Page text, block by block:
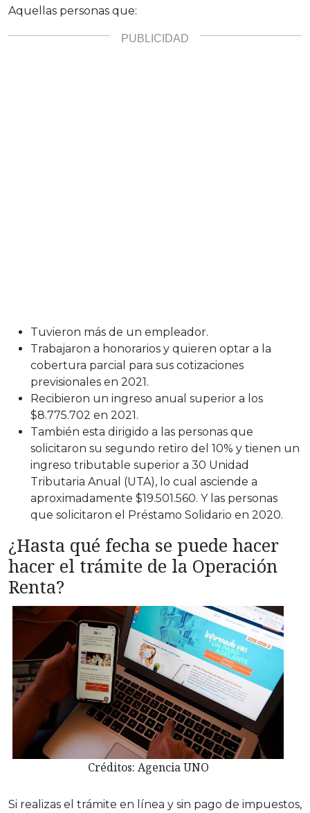
Aquellas personas que:
Tuvieron más de un empleador.
Trabajaron a honorarios y quieren optar a la
cobertura parcial para sus cotizaciones
previsionales en 2021.
Recibieron un ingreso anual superior a los
$8.775.702 en 2021.
También esta dirigido a las personas que
solicitaron su segundo retiro del 10% y tienen un
ingreso tributable superior a 30 Unidad
Tributaria Anual (UTA), lo cual asciende a
aproximadamente $19.501.560. Y las personas
que solicitaron el Préstamo Solidario en 2020.
¿Hasta qué fecha se puede hacer
hacer el trámite de la Operación
Renta?
Créditos: Agencia UNO
Si realizas el trámite en línea y sin pago de impuestos,